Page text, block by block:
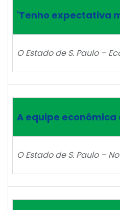
'Tenho expectativa
O Estado de S. Paulo –
A equipe econômica
O Estado de S. Paulo –